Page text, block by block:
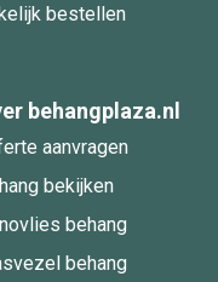
bestellen
behangplaza.nl
aanvragen
bekijken
behang
behang